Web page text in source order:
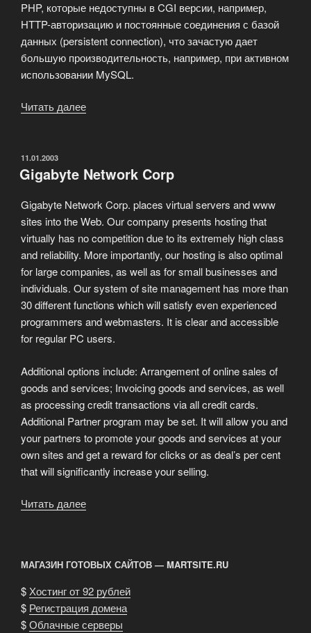
PHP, которые недоступны в CGI версии, например,
HTTP-авторизацию и постоянные соединения с базой
данных (persistent connection), что зачастую дает
большую производительность, например, при активном
использовании MySQL.
Читать далее
и
ОПУБЛИКОВАНО
11.01.2003
Gigabyte Network Corp
Gigabyte Network Corp. places virtual servers and www
sites into the Web. Our company presents hosting that
virtually has no competition due to its extremely high class
and reliability. More importantly, our hosting is also optimal
for large companies, as well as for small businesses and
individuals. Our system of site management has more than
30 different functions which will satisfy even experienced
programmers and webmasters. It is clear and accessible
for regular PC users.
Additional options include: Arrangement of online sales of
goods and services; Invoicing goods and services, as well
as processing credit transactions via all credit cards.
Additional Partner program may be set. It will allow you and
your partners to promote your goods and services at your
own sites and get a reward for clicks or as deal’s per cent
that will significantly increase your selling.
Читать далее
МАГАЗИН ГОТОВЫХ САЙТОВ — MARTSITE.RU
$Хостинг от 92 рублей
$ Регистрация домена
$Облачные серверы